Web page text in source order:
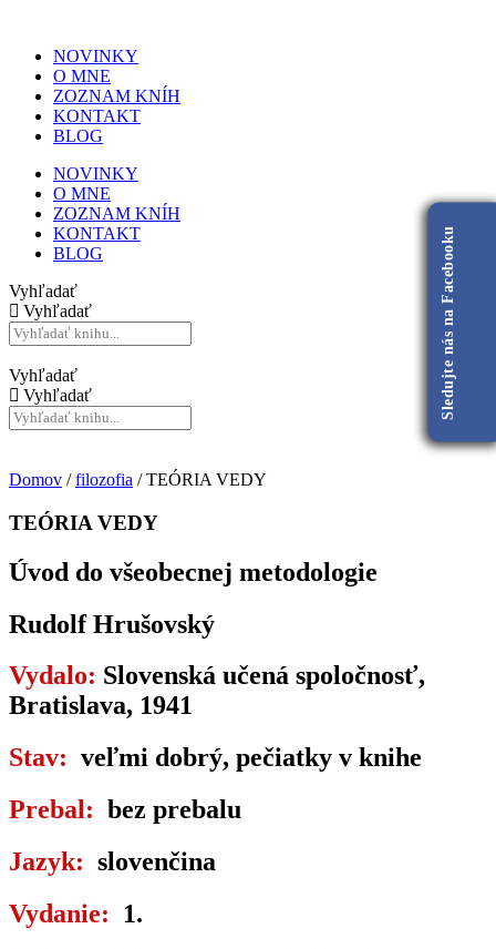
NOVINKY
O MNE
ZOZNAM KNÍH
KONTAKT
BLOG
NOVINKY
O MNE
ZOZNAM KNÍH
KONTAKT
BLOG
Vyhľadať
Vyhľadať
Vyhľadať
Vyhľadať
Domov /filozofia / TEÓRIA VEDY
TEÓRIA VEDY
Úvod do všeobecnej metodologie
Rudolf Hrušovský
Vydalo: Slovenská učená spoločnosť,
Bratislava, 1941
Stav: veľmi dobrý, pečiatky v knihe
Prebal: bez prebalu
Jazyk: slovenčina
Vydanie: 1.
Sledujte nás na Facebooku